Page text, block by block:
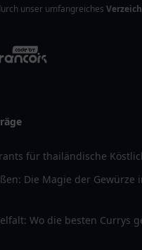
unser umfangreiches
für thailändische
Die Magie der Gewürze
Wo die besten Currys